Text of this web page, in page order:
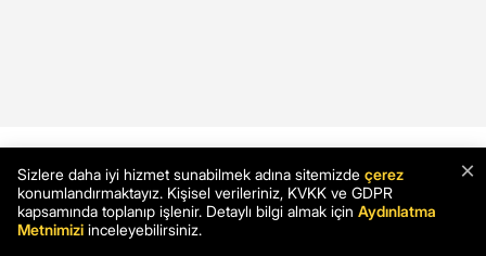
© Copyright 2026 Tüm Hakları Gizlidir.
Hakkımızda Reklam İletişim
×
Sizlere daha iyi hizmet sunabilmek adına sitemizde çerez
konumlandırmaktayız. Kişisel verileriniz, KVKK ve GDPR
kapsamında toplanıp işlenir. Detaylı bilgi almak için Aydınlatma
Metnimizi inceleyebilirsiniz.